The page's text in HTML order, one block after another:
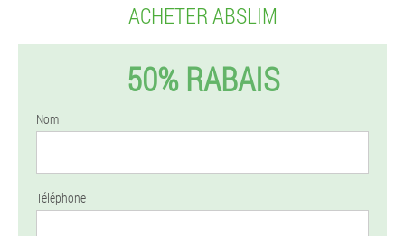
ACHETER ABSLIM
50% RABAIS
Nom
Téléphone